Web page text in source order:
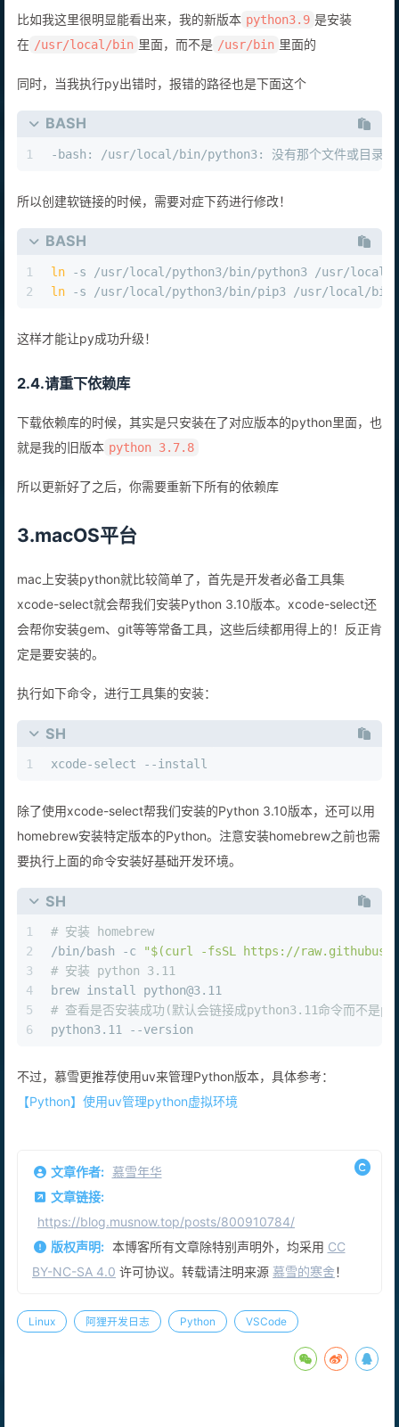
比如我这里很明显能看出来，我的新版本 python3.9 是安装
在 /usr/local/bin 里面，而不是 /usr/bin 里面的
同时，当我执行py出错时，报错的路径也是下面这个
BASH
1 -bash: /usr/local/bin/python3: 没有那个文件或目录
所以创建软链接的时候，需要对症下药进行修改！
BASH
1
2
ln -s /usr/local/python3/bin/python3 /usr/local/
ln -s /usr/local/python3/bin/pip3 /usr/local/bin/
这样才能让py成功升级！
2.4.请重下依赖库
下载依赖库的时候，其实是只安装在了对应版本的python里面，也
就是我的旧版本 python 3.7.8
所以更新好了之后，你需要重新下所有的依赖库
3.macOS平台
mac上安装python就比较简单了，首先是开发者必备工具集
xcode-select就会帮我们安装Python 3.10版本。xcode-select还
会帮你安装gem、git等等常备工具，这些后续都用得上的！反正肯
定是要安装的。
执行如下命令，进行工具集的安装：
SH
1 xcode-select --install
除了使用xcode-select帮我们安装的Python 3.10版本，还可以用
homebrew安装特定版本的Python。注意安装homebrew之前也需
要执行上面的命令安装好基础开发环境。
SH
1
2
3
4
5
6
# 安装 homebrew
/bin/bash -c
"$(curl -fsSL https://
# 安装 python 3.11
brew install python@3.11
# 查看是否安装成功(默认会链接成python3.11命令而不是
python3.11 --version
不过，慕雪更推荐使用uv来管理Python版本，具体参考：
【Python】使用uv管理python虚拟环境
文章作者: 慕雪年华
文章链接:
https://blog.musnow.top/posts/800910784/
版权声明: 本博客所有文章除特别声明外，均采用 CC
BY-NC-SA 4.0 许可协议。转载请注明来源 慕雪的寒舍！
Linux 阿狸开发日志 Python VSCode